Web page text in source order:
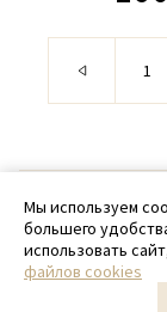
Мы используем
большего
использовать
файлов cookies